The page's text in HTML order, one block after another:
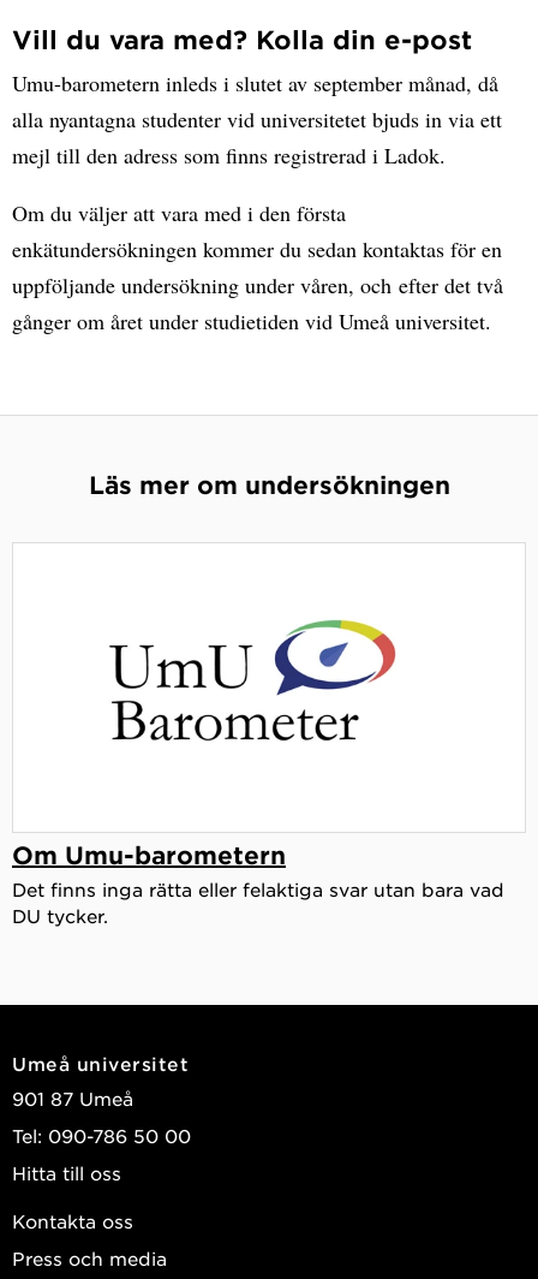
Vill du vara med? Kolla din e-post
Umu-barometern inleds i slutet av september månad, då
alla nyantagna studenter vid universitetet bjuds in via ett
mejl till den adress som finns registrerad i Ladok.
Om du väljer att vara med i den första
enkätundersökningen kommer du sedan kontaktas för en
uppföljande undersökning under våren, och efter det två
gånger om året under studietiden vid Umeå universitet.
Läs mer om undersökningen
Om Umu-barometern
Det finns inga rätta eller felaktiga svar utan bara vad
DU tycker.
Umeå universitet
901 87 Umeå
Tel: 090-786 50 00
Hitta till oss
Kontakta oss
Press och media